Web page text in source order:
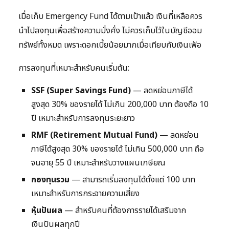
เมื่อเก็บ Emergency Fund ได้ตามเป้าแล้ว เงินที่เหลือควร
นำไปลงทุนเพื่อสร้างความมั่งคั่ง ไม่ควรเก็บไว้ในบัญชีออม
ทรัพย์ทั้งหมด เพราะดอกเบี้ยน้อยมากเมื่อเทียบกับเงินเฟ้อ
การลงทุนที่เหมาะสำหรับคนเริ่มต้น:
SSF (Super Savings Fund) — ลดหย่อนภาษีได้
สูงสุด 30% ของรายได้ ไม่เกิน 200,000 บาท ต้องถือ 10
ปี เหมาะสำหรับการลงทุนระยะยาว
RMF (Retirement Mutual Fund) — ลดหย่อน
ภาษีได้สูงสุด 30% ของรายได้ ไม่เกิน 500,000 บาท ถือ
จนอายุ 55 ปี เหมาะสำหรับวางแผนเกษียณ
กองทุนรวม — สามารถเริ่มลงทุนได้ตั้งแต่ 100 บาท
เหมาะสำหรับการกระจายความเสี่ยง
หุ้นปันผล — สำหรับคนที่ต้องการรายได้เสริมจาก
เงินปันผลทุกปี